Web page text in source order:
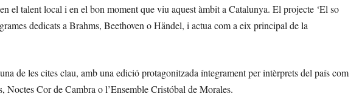
el talent local i en el bon moment que viu aquest àmbit a Catalunya. El projecte ‘El so
dedicats a Brahms, Beethoven o Händel, i actua com a eix principal de la
de les cites clau, amb una edició protagonitzada íntegrament per intèrprets del país com
Noctes Cor de Cambra o l’Ensemble Cristóbal de Morales.